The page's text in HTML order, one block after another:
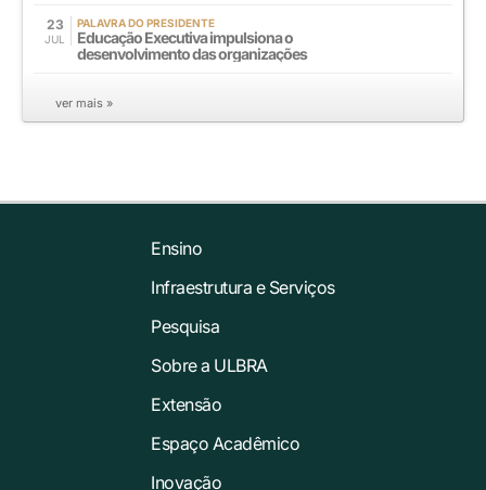
23
JUL
PALAVRA DO PRESIDENTE
Educação Executiva impulsiona o
desenvolvimento das organizações
ver mais »
Ensino
Infraestrutura e Serviços
Pesquisa
Sobre a ULBRA
Extensão
Espaço Acadêmico
Inovação